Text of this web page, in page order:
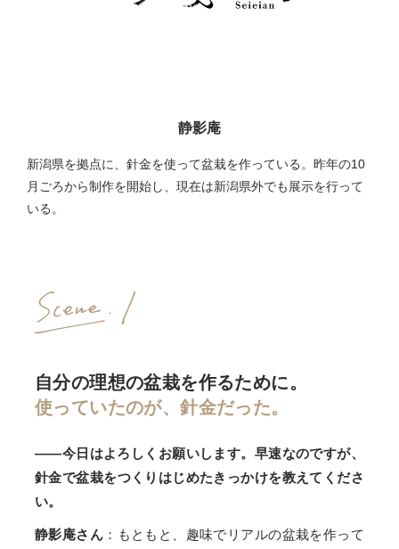
静影庵
新潟県を拠点に、針金を使って盆栽を作っている。昨年の10
月ごろから制作を開始し、現在は新潟県外でも展示を行って
いる。
自分の理想の盆栽を作るために。
使っていたのが、針金だった。
――今日はよろしくお願いします。早速なのですが、
針金で盆栽をつくりはじめたきっかけを教えてくださ
い。
静影庵さん ：もともと、趣味でリアルの盆栽を作って